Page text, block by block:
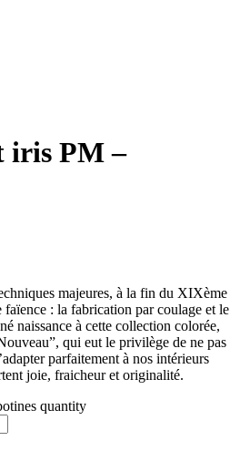
iris PM –
majeures, à la fin du XIXème
: la fabrication par coulage et le
naissance à cette collection colorée,
qui eut le privilège de ne pas
parfaitement à nos intérieurs
joie, fraicheur et originalité.
quantity